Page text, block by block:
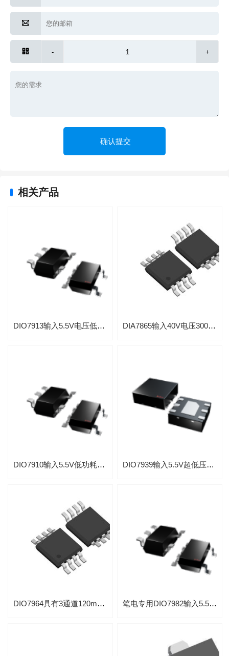

 - +
相关产品
DIO7913输入5.5V电压低静态300mA电流LDO线性稳压器应用于蓝牙无线耳机 DIA7865输入40V电压300mA低功耗应用汽车前大灯线性LDO稳压器
DIO7910输入5.5V低功耗300mA线性LDO稳压器带热过载保护功能 DIO7939输入5.5V超低压差1.5A的LDO稳压器应用于摄像机
DIO7964具有3通道120mA输入5.5V电压LDO稳压芯片 笔电专用DIO7982输入5.5V超低静态150mA电流LDO稳压芯片